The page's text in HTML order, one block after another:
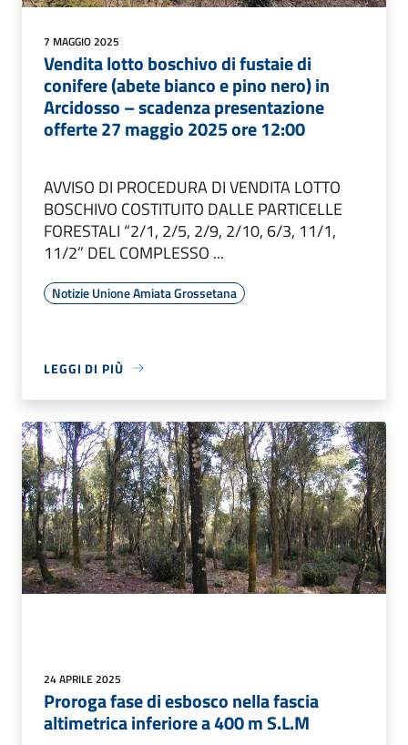
7 MAGGIO 2025
Vendita lotto boschivo di fustaie di
conifere (abete bianco e pino nero) in
Arcidosso – scadenza presentazione
offerte 27 maggio 2025 ore 12:00
AVVISO DI PROCEDURA DI VENDITA LOTTO
BOSCHIVO COSTITUITO DALLE PARTICELLE
FORESTALI “2/1, 2/5, 2/9, 2/10, 6/3, 11/1,
11/2” DEL COMPLESSO ...
Notizie Unione Amiata Grossetana
LEGGI DI PIÙ
24 APRILE 2025
Proroga fase di esbosco nella fascia
altimetrica inferiore a 400 m S.L.M